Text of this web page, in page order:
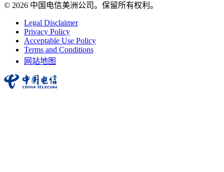
© 2026 中国电信美洲公司。保留所有权利。
Legal Disclaimer
Privacy Policy
Acceptable Use Policy
Terms and Conditions
网站地图